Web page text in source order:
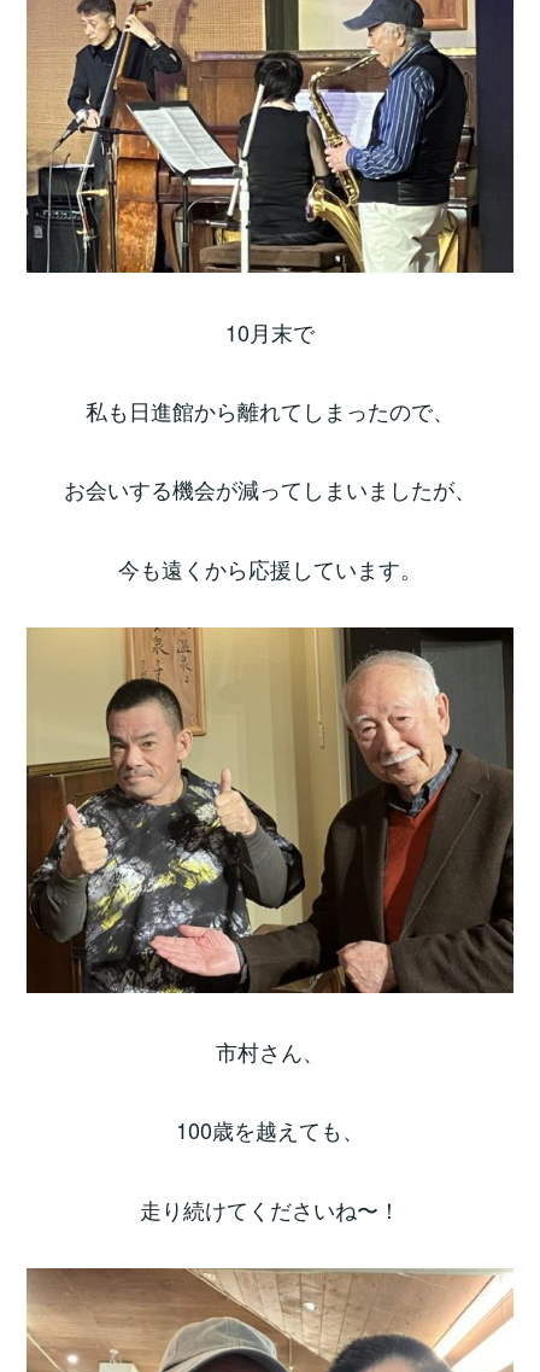
10月末で
私も日進館から離れてしまったので、
お会いする機会が減ってしまいましたが、
今も遠くから応援しています。
市村さん、
100歳を越えても、
走り続けてくださいね〜！